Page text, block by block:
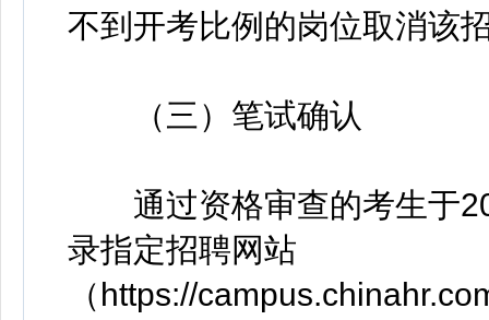
不到开考比例的岗位取消该
（三）笔试确认
通过资格审查的考生于
录指定招聘网站
（https://